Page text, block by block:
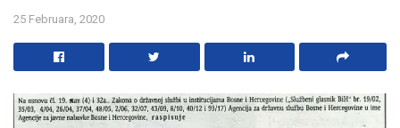
25 Februara, 2020